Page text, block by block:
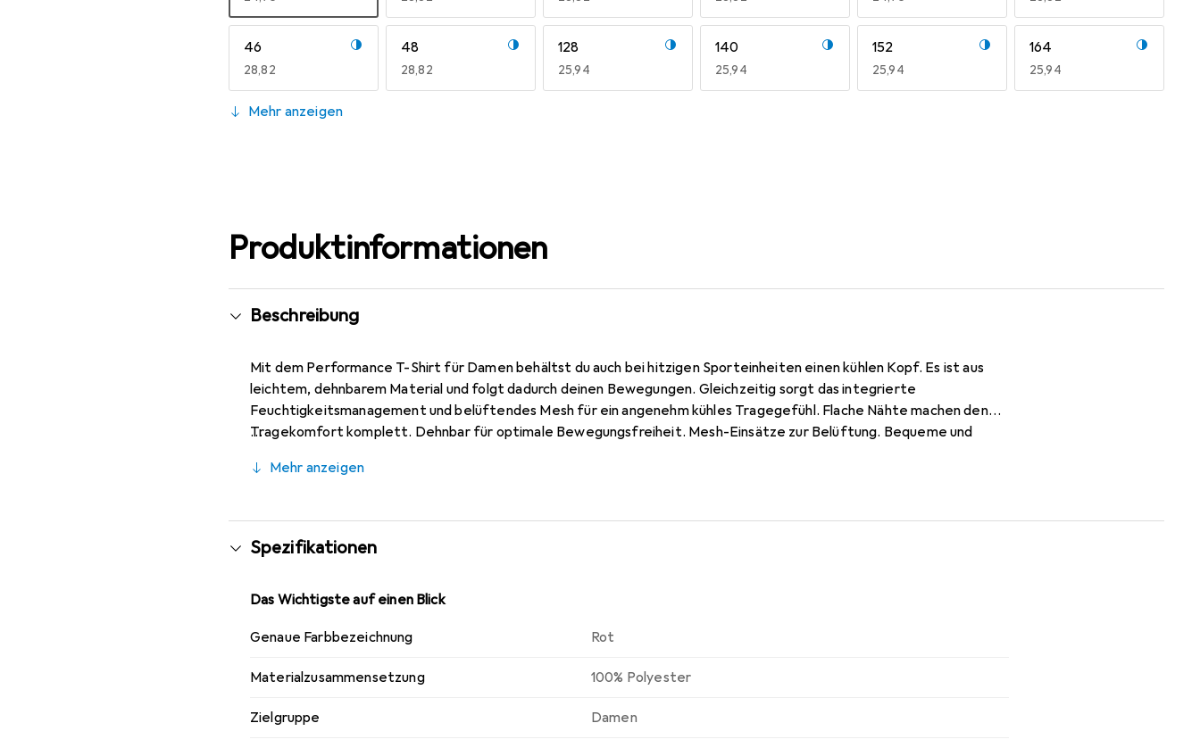
46
EUR
28,82
48
EUR
28,82
128
EUR
25,94
140
EUR
25,94
152
EUR
25,94
164
EUR
25,94
SEUR
28,82
Mehr anzeigen
Produktinformationen
Beschreibung
Mit dem Performance T-Shirt für Damen behältst du auch bei hitzigen Sporteinheiten einen kühlen Kopf. Es ist aus
leichtem, dehnbarem Material und folgt dadurch deinen Bewegungen. Gleichzeitig sorgt das integrierte
Feuchtigkeitsmanagement und belüftendes Mesh für ein angenehm kühles Tragegefühl. Flache Nähte machen den
Tragekomfort komplett. Dehnbar für optimale Bewegungsfreiheit. Mesh-Einsätze zur Belüftung. Bequeme und
Mehr anzeigen
Spezifikationen
Das Wichtigste auf einen Blick
Genaue Farbbezeichnung Rot
Materialzusammensetzung 100% Polyester
Zielgruppe Damen